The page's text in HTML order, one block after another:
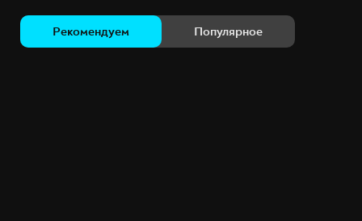
Рекомендуем Популярное